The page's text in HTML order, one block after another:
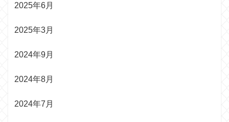
2025年6月
2025年3月
2024年9月
2024年8月
2024年7月